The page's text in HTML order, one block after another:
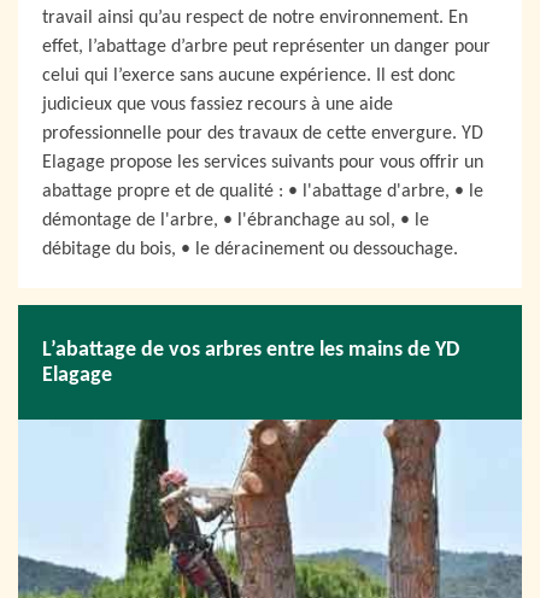
travail ainsi qu’au respect de notre environnement. En
effet, l’abattage d’arbre peut représenter un danger pour
celui qui l’exerce sans aucune expérience. Il est donc
judicieux que vous fassiez recours à une aide
professionnelle pour des travaux de cette envergure. YD
Elagage propose les services suivants pour vous offrir un
abattage propre et de qualité : • l'abattage d'arbre, • le
démontage de l'arbre, • l'ébranchage au sol, • le
débitage du bois, • le déracinement ou dessouchage.
L’abattage de vos arbres entre les mains de YD
Elagage